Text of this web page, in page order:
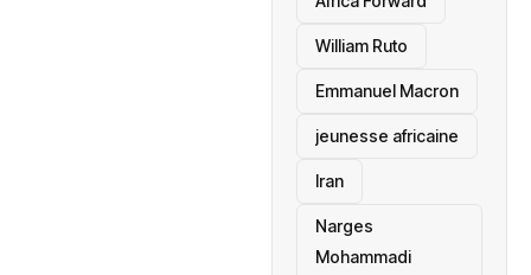
William Ruto
Emmanuel Macron
jeunesse africaine
‎Iran
Narges
Mohammadi